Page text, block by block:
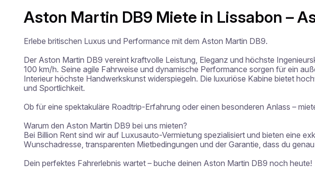
Aston Martin DB9 Miete in Lissabon –
Erlebe britischen Luxus und Performance mit dem Aston Martin DB9.
Der Aston Martin DB9 vereint kraftvolle Leistung, Eleganz und höchste
100 km/h. Seine agile Fahrweise und dynamische Performance sorgen für ein
Interieur höchste Handwerkskunst widerspiegeln. Die luxuriöse Kabine bietet
und Sportlichkeit.
Ob für eine spektakuläre Roadtrip-Erfahrung oder einen besonderen Anlass –
Warum den Aston Martin DB9 bei uns mieten?
Bei Billion Rent sind wir auf Luxusauto-Vermietung spezialisiert und bieten eine
Wunschadresse, transparenten Mietbedingungen und der Garantie, dass du
Dein perfektes Fahrerlebnis wartet – buche deinen Aston Martin DB9 noch heute!